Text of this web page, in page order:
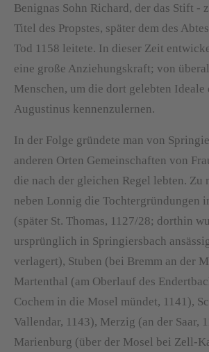
Benignas Sohn Richard, der das Stift -
Titel des Propstes, später dem des
Tod 1158 leitete. In dieser Zeit
eine große Anziehungskraft; von
Menschen, um die dort gelebten Ideale
Augustinus kennenzulernen.
In der Folge gründete man von
anderen Orten Gemeinschaften von
die nach der gleichen Regel lebten. Zu
neben Lonnig die Tochtergründungen
(später St. Thomas, 1127/28; dorthin
ursprünglich in Springiersbach
verlagert), Stuben (bei Bremm an der
Martenthal (am Oberlauf des
Cochem in die Mosel mündet, 1141),
Vallendar, 1143), Merzig (an der Saar,
Marienburg (über der Mosel bei Zell-